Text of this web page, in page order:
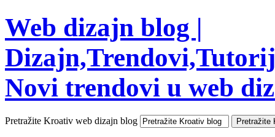
Web dizajn blog |
Novi trendovi u web
Pretražite Kroativ web dizajn blog